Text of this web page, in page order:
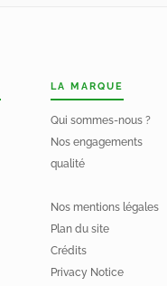
LA MARQUE
Qui sommes-nous ?
Nos engagements
qualité
Nos mentions légales
Plan du site
Crédits
Privacy Notice